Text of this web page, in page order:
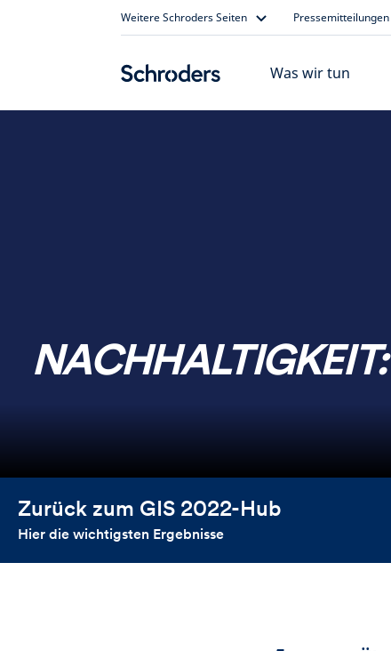
Weitere Schroders Seiten Pressemitteilungen
Was wir tun
Zurück zum GIS 2022-Hub
Hier die wichtigsten Ergebnisse